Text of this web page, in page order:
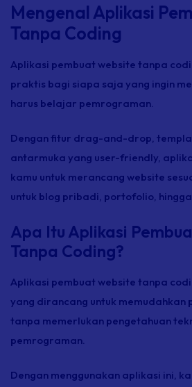
Mengenal Aplikasi
Tanpa Coding
Aplikasi pembuat website tanpa
praktis bagi siapa saja yang ingin
harus belajar pemrograman.
Dengan fitur drag-and-drop,
antarmuka yang user-friendly,
kamu untuk merancang website
untuk blog pribadi, portofolio,
Apa Itu Aplikasi
Tanpa Coding?
Aplikasi pembuat website tanpa
yang dirancang untuk memudahkan
tanpa memerlukan pengetahuan
pemrograman.
Dengan menggunakan aplikasi ini,